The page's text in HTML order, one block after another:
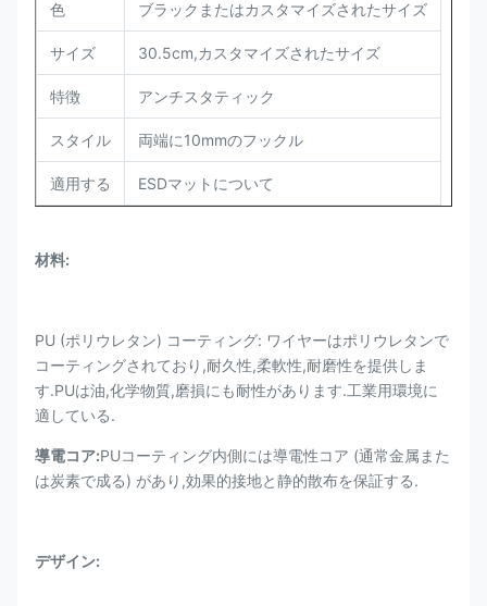
色 ブラックまたはカスタマイズされたサイズ
サイズ 30.5cm,カスタマイズされたサイズ
特徴 アンチスタティック
スタイル 両端に10mmのフックル
適用する ESDマットについて
材料:
PU (ポリウレタン) コーティング: ワイヤーはポリウレタンで
コーティングされており,耐久性,柔軟性,耐磨性を提供しま
す.PUは油,化学物質,磨損にも耐性があります.工業用環境に
適している.
導電コア:PUコーティング内側には導電性コア (通常金属また
は炭素で成る) があり,効果的接地と静的散布を保証する.
デザイン: